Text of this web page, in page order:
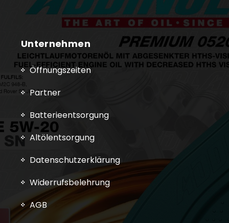
Unternehmen
Öffnungszeiten
Partner
Batterieentsorgung
Altölentsorgung
Datenschutzerklärung
Widerrufsbelehrung
AGB